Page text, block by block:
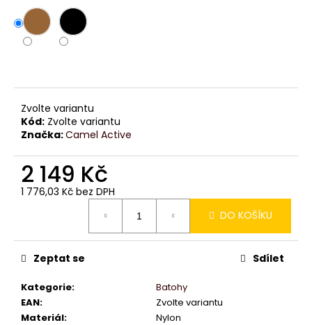
Zvolte variantu
Kód: Zvolte variantu
Značka:Camel Active
2 149 Kč
1 776,03 Kč bez DPH
DO KOŠÍKU
Kategorie:
Batohy
EAN:
Zvolte variantu
Materiál:
Nylon
Zeptat se Sdílet
j